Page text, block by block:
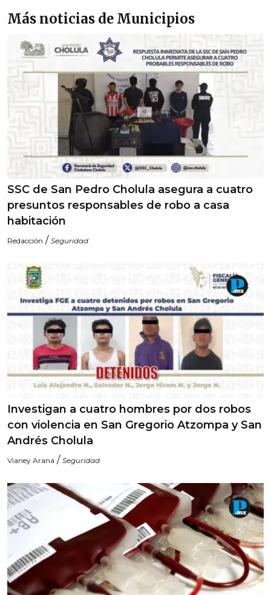
Más noticias de Municipios
SSC de San Pedro Cholula asegura a cuatro
presuntos responsables de robo a casa
habitación
Redacción / Seguridad
Investigan a cuatro hombres por dos robos
con violencia en San Gregorio Atzompa y San
Andrés Cholula
Vianey Arana / Seguridad